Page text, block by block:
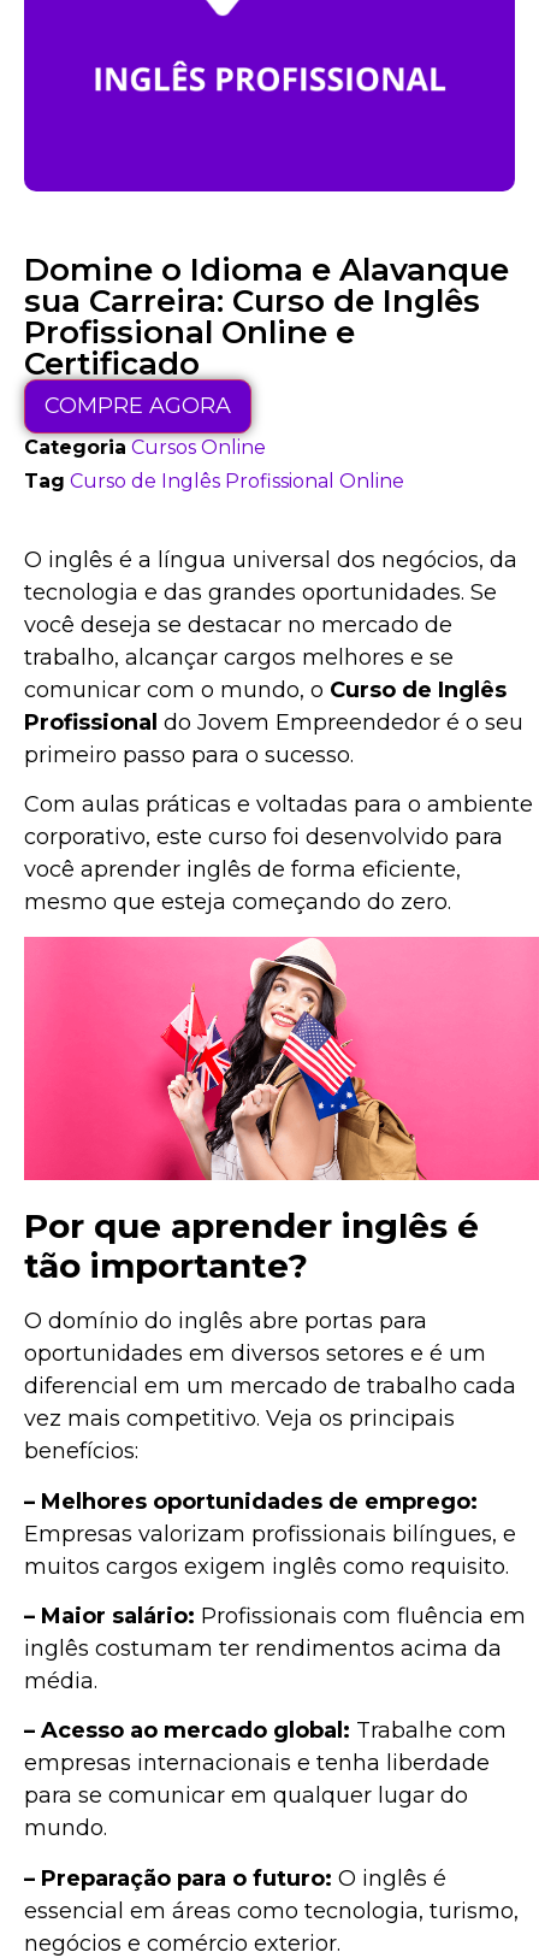
Domine o Idioma e Alavanque
sua Carreira: Curso de Inglês
Profissional Online e
Certificado
COMPRE AGORA
Alternative:
Categoria Cursos Online
Tag Curso de Inglês Profissional Online
O inglês é a língua universal dos negócios, da
tecnologia e das grandes oportunidades. Se
você deseja se destacar no mercado de
trabalho, alcançar cargos melhores e se
comunicar com o mundo, o Curso de Inglês
Profissional do Jovem Empreendedor é o seu
primeiro passo para o sucesso.
Com aulas práticas e voltadas para o ambiente
corporativo, este curso foi desenvolvido para
você aprender inglês de forma eficiente,
mesmo que esteja começando do zero.
Por que aprender inglês é
tão importante?
O domínio do inglês abre portas para
oportunidades em diversos setores e é um
diferencial em um mercado de trabalho cada
vez mais competitivo. Veja os principais
benefícios:
– Melhores oportunidades de emprego:
Empresas valorizam profissionais bilíngues, e
muitos cargos exigem inglês como requisito.
– Maior salário: Profissionais com fluência em
inglês costumam ter rendimentos acima da
média.
– Acesso ao mercado global: Trabalhe com
empresas internacionais e tenha liberdade
para se comunicar em qualquer lugar do
mundo.
– Preparação para o futuro: O inglês é
essencial em áreas como tecnologia, turismo,
negócios e comércio exterior.